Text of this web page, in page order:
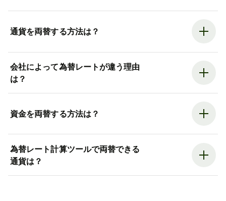
通貨を両替する方法は？
会社によって為替レートが違う理由
は？
資金を両替する方法は？
為替レート計算ツールで両替できる
通貨は？